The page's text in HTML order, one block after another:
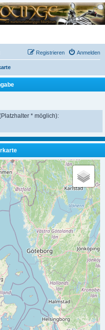
Anmelden
Registrieren
* möglich):